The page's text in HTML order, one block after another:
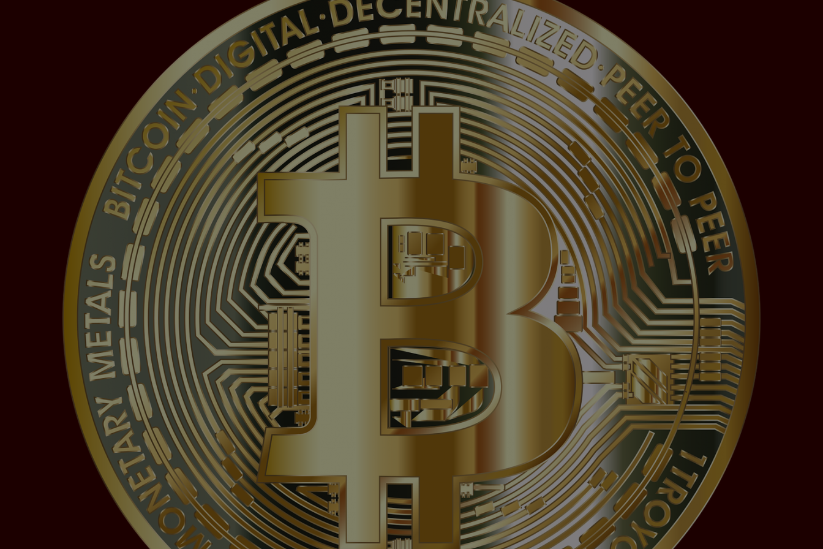
Videos werden über die Plattformen YouTube oder Vimeo eingebunden. Wir nutzen YouTube im erweiterten
Datenschutzmodus. Dieser Modus bewirkt laut YouTube, dass YouTube keine Informationen über die Besucher auf dieser
Website speichert, bevor diese sich das Video ansehen.
Eingebundene Inhalte
Optional sind externe Inhalte auf den Seiten dieser Website eingebunden. Das können Kartendienste wie z.B. Google Maps
sein oder auch Anwendungen einer externen Website.